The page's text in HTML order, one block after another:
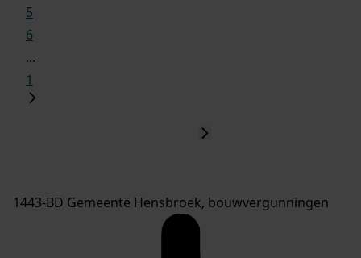
5
6
...
1
1443-BD Gemeente Hensbroek, bouwvergunningen